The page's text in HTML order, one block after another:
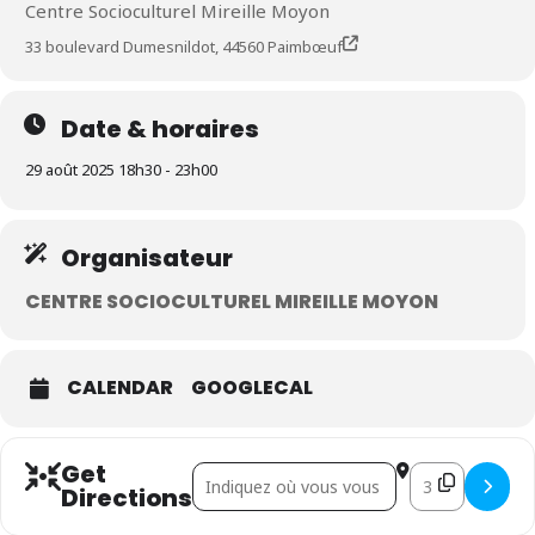
Centre Socioculturel Mireille Moyon
33 boulevard Dumesnildot, 44560 Paimbœuf
Date & horaires
29 août 2025 18h30 - 23h00
Organisateur
CENTRE SOCIOCULTUREL MIREILLE MOYON
CALENDAR GOOGLECAL
Get
Directions
Address - Ciné plein air [] Destination